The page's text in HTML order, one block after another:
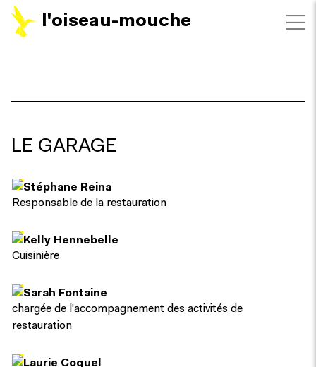
l'oiseau-mouche
LE GARAGE
Stéphane Reina
Responsable de la restauration
Kelly Hennebelle
Cuisinière
Sarah Fontaine
chargée de l'accompagnement des activités de
restauration
Laurie Coquel